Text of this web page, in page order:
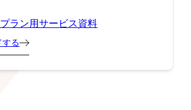
ラン用サービス資料
する